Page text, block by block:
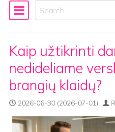
Main Navigation
Search
Kaip užtikrinti
nedideliame
brangių klaidų?
2026-06-30 (2026-07-01)